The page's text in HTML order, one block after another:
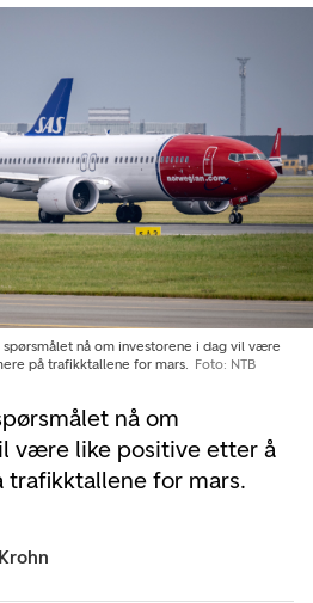
nå om
være like positive etter å
for mars.
spørsmålet nå om investorene i dag vil være
på trafikktallene for mars.
Foto: NTB